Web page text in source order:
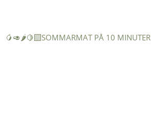
🥭🥑🌶️🍋‍🟩SOMMARMAT PÅ 10 MINUTER